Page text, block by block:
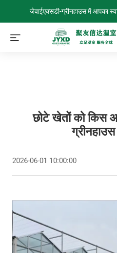
जेवाईएक्सडी-ग्रीनहाउस में आपका
छोटे खेतों को किस
ग्रीनहाउस
2026-06-01 10:00:00